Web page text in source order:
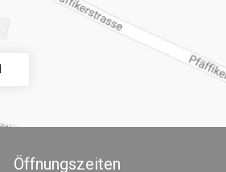
Öffnungszeiten